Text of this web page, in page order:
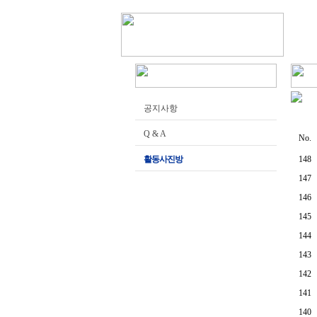
공지사항
Q & A
활동사진방
No.
148
147
146
145
144
143
142
141
140